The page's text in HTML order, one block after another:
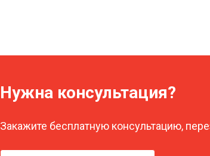
Нужна консультация?
Закажите бесплатную консультацию,